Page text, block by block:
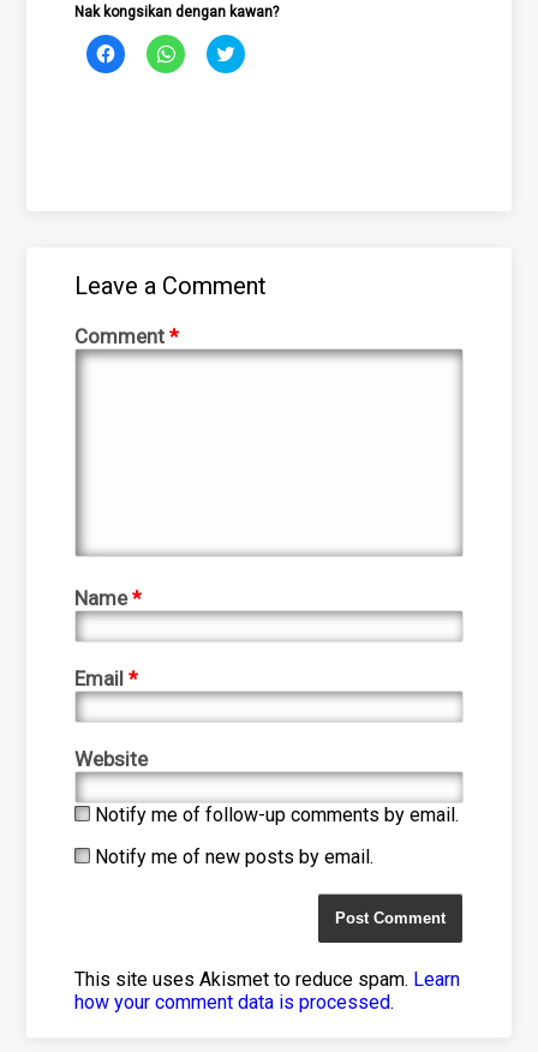
Nak kongsikan dengan kawan?
Click
to
Click
to
Click
to
Leave a Comment
Comment*
Name*
Email*
Website
Notify me of follow-up comments by email.
Notify me of new posts by email.
This site uses Akismet to reduce spam. Learn
how your comment data is processed.